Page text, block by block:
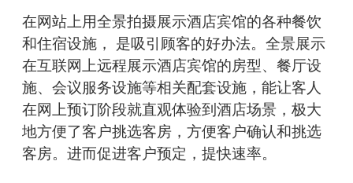
在网站上用全景拍摄展示酒店宾馆的各种餐饮
和住宿设施， 是吸引顾客的好办法。全景展示
在互联网上远程展示酒店宾馆的房型、餐厅设
施、会议服务设施等相关配套设施，能让客人
在网上预订阶段就直观体验到酒店场景，极大
地方便了客户挑选客房，方便客户确认和挑选
客房。进而促进客户预定，提快速率。